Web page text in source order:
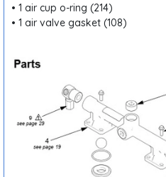
• 1 air cup o-ring (214)
• 1 air valve gasket (108)